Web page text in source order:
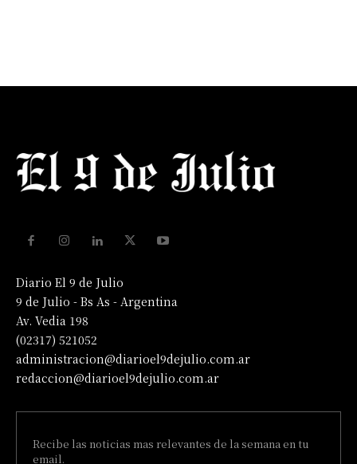
Diario El 9 de Julio
9 de Julio - Bs As - Argentina
Av. Vedia 198
(02317) 521052
administracion@diarioel9dejulio.com.ar
redaccion@diarioel9dejulio.com.ar
Recibe las noticias mas relevantes de la semana en tu
email.